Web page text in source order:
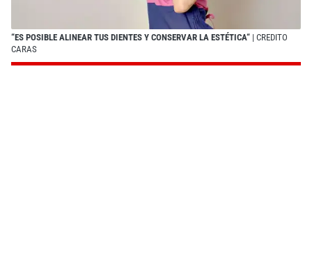
“ES POSIBLE ALINEAR TUS DIENTES Y CONSERVAR LA ESTÉTICA“ | CREDITO
CARAS